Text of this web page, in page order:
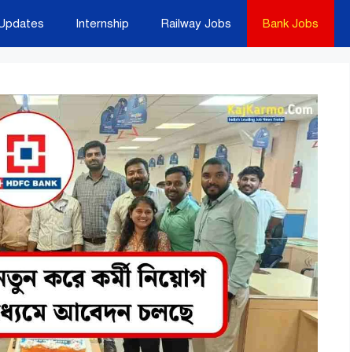
Internship Railway Jobs Bank Jobs